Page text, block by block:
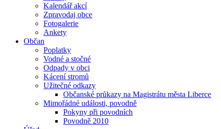
Kalendář akcí
Zpravodaj obce
Fotogalerie
Ankety
Občan
Poplatky
Vodné a stočné
Odpady v obci
Kácení stromů
Užitečné odkazy
Občanské průkazy na Magistrátu města Liberce
Mimořádné události, povodně
Pokyny při povodních
Povodně 2010